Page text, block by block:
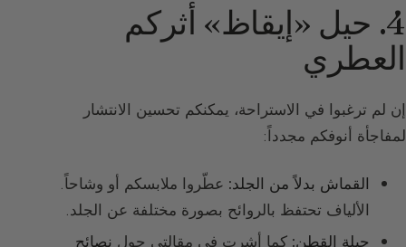
4. حيل «إيقاظ» أثركم
العطري
إن لم ترغبوا في الاستراحة، يمكنكم تحسين الانتشار
لمفاجأة أنوفكم مجدداً:
القماش بدلاً من الجلد: عطّروا ملابسكم أو وشاحاً.
الألياف تحتفظ بالروائح بصورة مختلفة عن الجلد.
حيلة القطن: كما أشرت في مقالتي حول نصائح